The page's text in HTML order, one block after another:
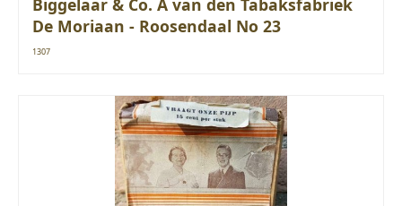
Biggelaar & Co. A van den Tabaksfabriek
De Moriaan - Roosendaal No 23
1307